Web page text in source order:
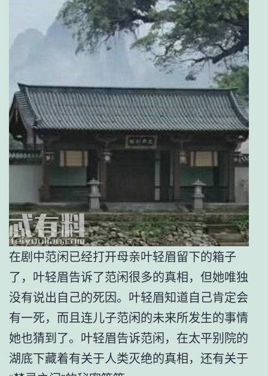
在剧中范闲已经打开母亲叶轻眉留下的箱子
了，叶轻眉告诉了范闲很多的真相，但她唯独
没有说出自己的死因。叶轻眉知道自己肯定会
有一死，而且连儿子范闲的未来所发生的事情
她也猜到了。叶轻眉告诉范闲，在太平别院的
湖底下藏着有关于人类灭绝的真相，还有关于